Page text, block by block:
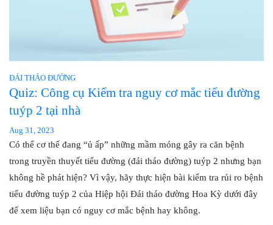
ĐÁI THÁO ĐƯỜNG
Quiz: Công cụ Kiểm tra nguy cơ mắc tiểu đường
tuýp 2 tại nhà
Aug 31, 2023
Có thể cơ thể đang “ủ ấp” những mầm móng gây ra căn bệnh
trong truyền thuyết tiểu đường (đái tháo đường) tuýp 2 nhưng bạn
không hề phát hiện? Vì vậy, hãy thực hiện bài kiểm tra rủi ro bệnh
tiểu đường tuýp 2 của Hiệp hội Đái tháo đường Hoa Kỳ dưới đây
để xem liệu bạn có nguy cơ mắc bệnh hay không.